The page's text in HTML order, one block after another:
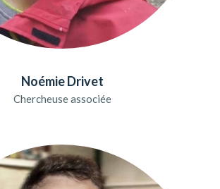
Noémie Drivet
Chercheuse associée